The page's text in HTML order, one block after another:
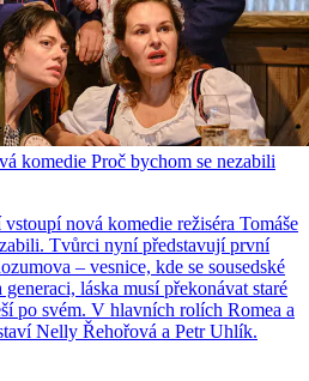
komedie Proč bychom se nezabili
nová komedie režiséra Tomáše
Tvůrci nyní představují první
– vesnice, kde se sousedské
láska musí překonávat staré
po svém. V hlavních rolích Romea a
Nelly Řehořová a Petr Uhlík.